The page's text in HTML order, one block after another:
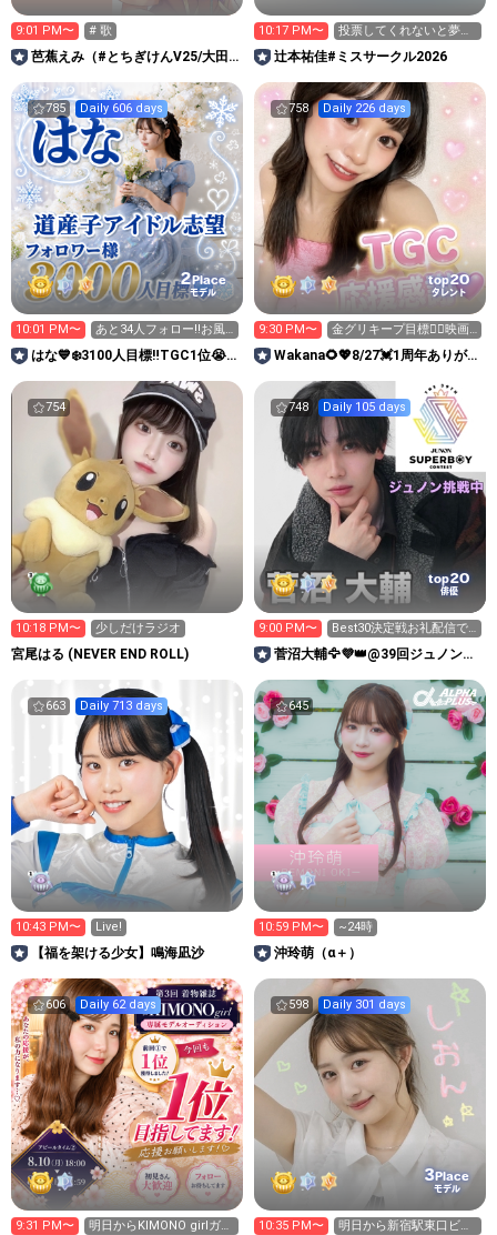
9:01 PM〜 # 歌
芭蕉えみ（#とちぎけんV25/大田
10:17 PM〜
投票してくれないと夢に
出ます🧟‍♀️🧟‍♀️
辻本祐佳#ミスサークル2026
785 Daily 606 days
2Place
モデル
10:01 PM〜
あと34人フォロー‼️お風
呂上がり〜
はな💙❄️3100人目標‼️TGC1位😭
758 Daily 226 days
top20
タレント
9:30 PM〜
金グリキープ目標🙇‍♀️映画
行ってきた❣️
Wakana🌻💖8/27💓1周年ありがと
754
10:18 PM〜 少しだけラジオ
宮尾はる (NEVER END ROLL)
748 Daily 105 days
top20
俳優
9:00 PM〜
Best30決定戦お礼配信で
す！！
菅沼大輔🦅💜👑@39回ジュノンボ
663 Daily 713 days
10:43 PM〜 Live!
【福を架ける少女】鳴海凪沙
645
10:59 PM〜 ~24時
沖玲萌（α＋）
606 Daily 62 days
9:31 PM〜
明日からKIMONO girlガチ
598 Daily 301 days
3Place
モデル
10:35 PM〜
明日から新宿駅東口ビジ